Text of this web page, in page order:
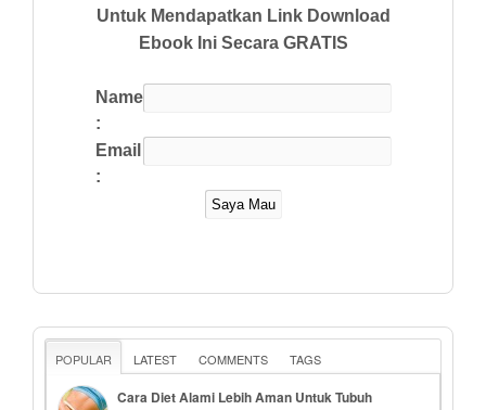
Untuk Mendapatkan Link Download
Ebook Ini Secara GRATIS
Name
:
Email
:
POPULAR LATEST COMMENTS TAGS
Cara Diet Alami Lebih Aman Untuk Tubuh